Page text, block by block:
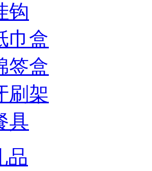
钩
巾盒
签盒
刷架
具
品